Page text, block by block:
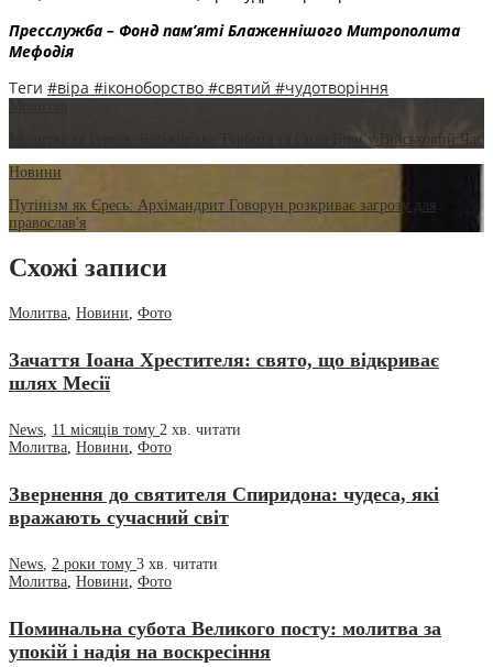
Пресслужба – Фонд пам’яті Блаженнішого Митрополита
Мефодія
Теги #віра #іконоборство #святий #чудотворіння
Молитва за Героїв: Батьківська Турбота та Сила Віри у Військовий Час
Новини
Путінізм як Єресь: Архімандрит Говорун розкриває загрозу для
православ'я
Схожі записи
Молитва, Новини, Фото
Зачаття Іоана Хрестителя: свято, що відкриває
шлях Месії
News, 11 місяців тому 2 хв. читати
Молитва, Новини, Фото
Звернення до святителя Спиридона: чудеса, які
вражають сучасний світ
News, 2 роки тому 3 хв. читати
Молитва, Новини, Фото
Поминальна субота Великого посту: молитва за
упокій і надія на воскресіння